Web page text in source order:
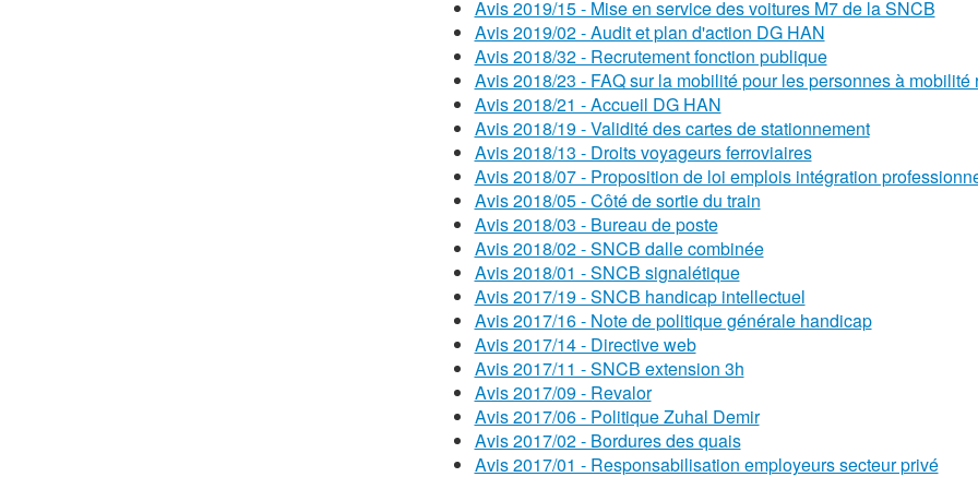
Avis 2019/15 - Mise en service des voitures M7 de la SNCB
Avis 2019/02 - Audit et plan d'action DG HAN
Avis 2018/32 - Recrutement fonction publique
Avis 2018/23 - FAQ sur la mobilité pour les personnes à mobilité
Avis 2018/21 - Accueil DG HAN
Avis 2018/19 - Validité des cartes de stationnement
Avis 2018/13 - Droits voyageurs ferroviaires
Avis 2018/07 - Proposition de loi emplois intégration
Avis 2018/05 - Côté de sortie du train
Avis 2018/03 - Bureau de poste
Avis 2018/02 - SNCB dalle combinée
Avis 2018/01 - SNCB signalétique
Avis 2017/19 - SNCB handicap intellectuel
Avis 2017/16 - Note de politique générale handicap
Avis 2017/14 - Directive web
Avis 2017/11 - SNCB extension 3h
Avis 2017/09 - Revalor
Avis 2017/06 - Politique Zuhal Demir
Avis 2017/02 - Bordures des quais
Avis 2017/01 - Responsabilisation employeurs secteur privé